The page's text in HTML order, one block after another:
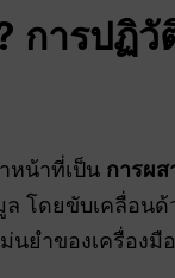
การปฏิ
หน้าที่เป็น การผ
โดยขับเคลื่อนด้
นยำของเครื่องมื